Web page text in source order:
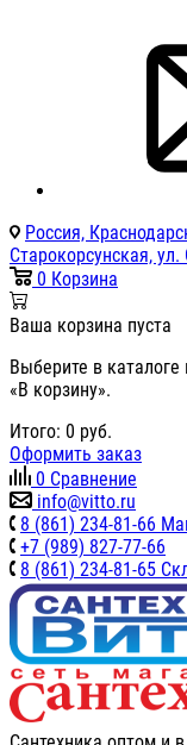
Россия,
Старокорсунская,
0 Корзина
Ваша корзина пуста
Выберите в
«В корзину».
Итого: 0 руб.
Оформить заказ
0 Сравнение
info@vitto.ru
8 (861) 234-81-66
+7 (989) 827-77-66
8 (861) 234-81-65